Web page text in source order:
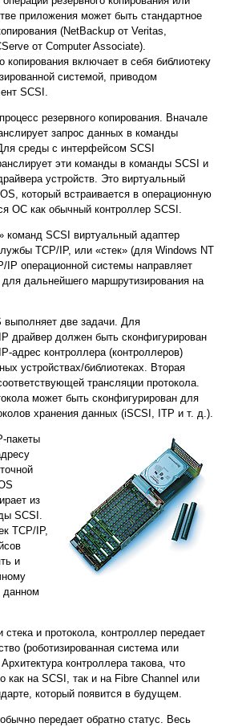
приложения может быть стандартное
(NetBackup от Veritas,
от Computer Associate).
копирования включает в себя библиотеку
системой, приводом
SCSI.
резервного копирования. Вначале
запрос данных в команды
среды с интерфейсом SCSI
эти команды в команды SCSI и
устройств. Это виртуальный
который встраивается в операционную
ОС как обычный контроллер SCSI.
команд SCSI виртуальный адаптер
TCP/IP, или «стек» (для Windows NT
IP операционной системы направляет
дальнейшего маршрутизирования на
выполняет две задачи. Для
драйвер должен быть сконфигурирован
адрес контроллера (контроллеров)
устройствах/библиотеках. Вторая
трансляции протокола.
может быть сконфигурирован для
хранения данных (iSCSI, ITP и т. д.).
пакеты
из
SCSI.
TCP/IP,
и
данном
стека и протокола, контроллер передает
(роботизированная система или
контроллера такова, что
как на SCSI, так и на Fibre Channel или
который появится в будущем.
передает обратно статус. Весь